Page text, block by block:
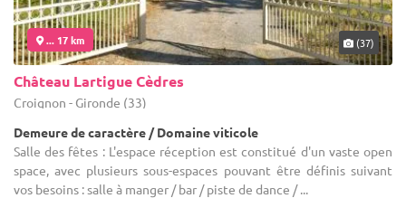
... 17 km (37)
Château Lartigue Cèdres
Croignon - Gironde (33)
Demeure de caractère / Domaine viticole
Salle des fêtes : L'espace réception est constitué d'un vaste open
space, avec plusieurs sous-espaces pouvant être définis suivant
vos besoins : salle à manger / bar / piste de dance / ...